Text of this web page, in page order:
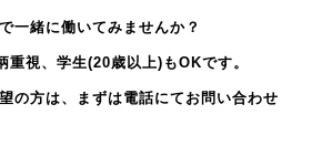
一緒に働いてみませんか？
視、 学生(20歳以上)もOKです。
の方は、まずは電話にてお問い合わせ